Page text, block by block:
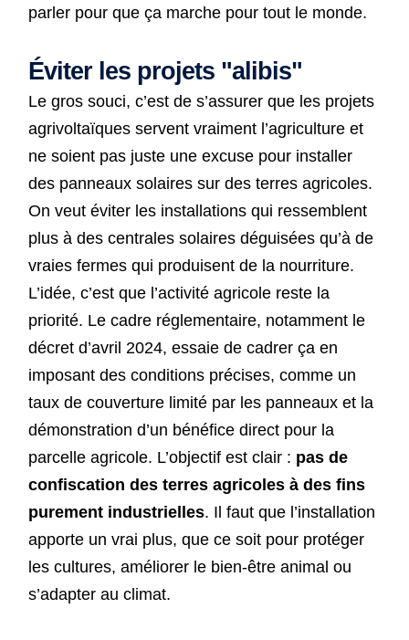
parler pour que ça marche pour tout le monde.
Éviter les projets "alibis"
Le gros souci, c’est de s’assurer que les projets
agrivoltaïques servent vraiment l’agriculture et
ne soient pas juste une excuse pour installer
des panneaux solaires sur des terres agricoles.
On veut éviter les installations qui ressemblent
plus à des centrales solaires déguisées qu’à de
vraies fermes qui produisent de la nourriture.
L’idée, c’est que l’activité agricole reste la
priorité. Le cadre réglementaire, notamment le
décret d’avril 2024, essaie de cadrer ça en
imposant des conditions précises, comme un
taux de couverture limité par les panneaux et la
démonstration d’un bénéfice direct pour la
parcelle agricole. L’objectif est clair : pas de
confiscation des terres agricoles à des fins
purement industrielles. Il faut que l’installation
apporte un vrai plus, que ce soit pour protéger
les cultures, améliorer le bien-être animal ou
s’adapter au climat.